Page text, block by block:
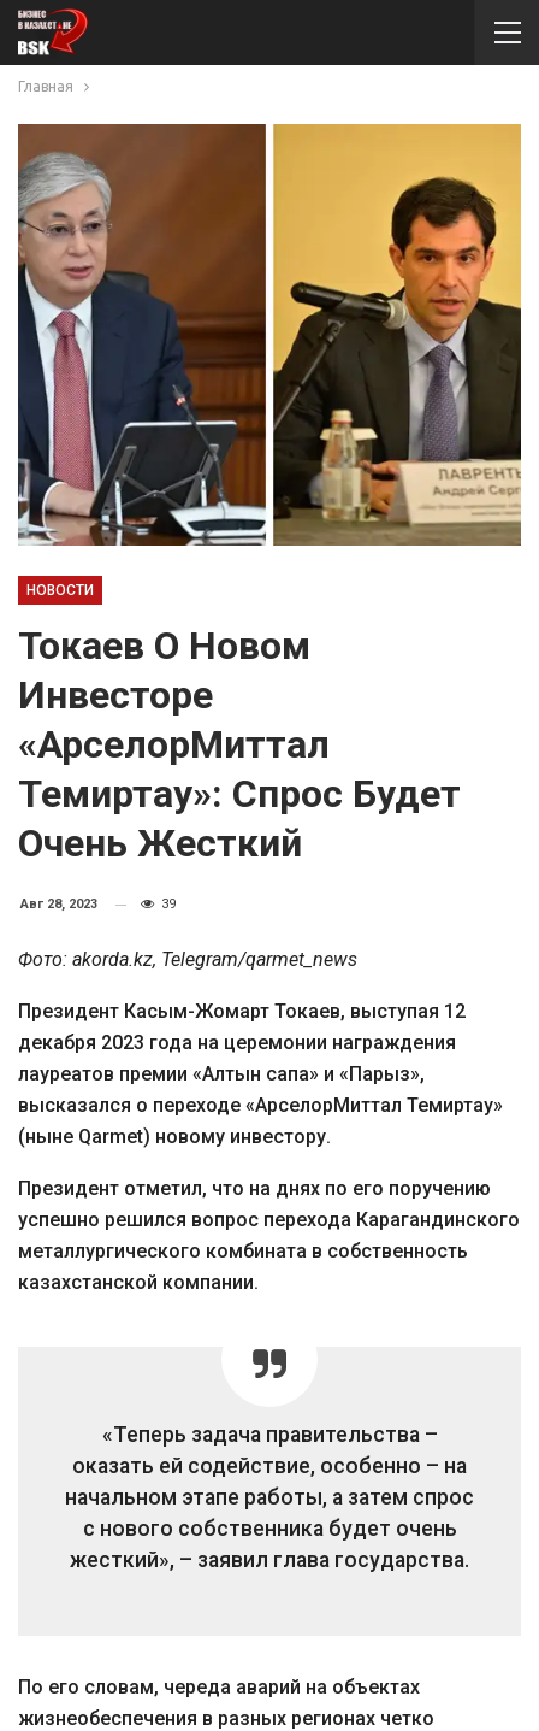
Главная
НОВОСТИ
Токаев О Новом
Инвесторе
«АрселорМиттал
Темиртау»: Спрос Будет
Очень Жесткий
Авг 28, 2023 39
Фото: akorda.kz, Telegram/qarmet_news
Президент Касым-Жомарт Токаев, выступая 12
декабря 2023 года на церемонии награждения
лауреатов премии «Алтын сапа» и «Парыз»,
высказался о переходе «АрселорМиттал Темиртау»
(ныне Qarmet) новому инвестору.
Президент отметил, что на днях по его поручению
успешно решился вопрос перехода Карагандинского
металлургического комбината в собственность
казахстанской компании.
«Теперь задача правительства –
оказать ей содействие, особенно – на
начальном этапе работы, а затем спрос
с нового собственника будет очень
жесткий», – заявил глава государства.
По его словам, череда аварий на объектах
жизнеобеспечения в разных регионах четко